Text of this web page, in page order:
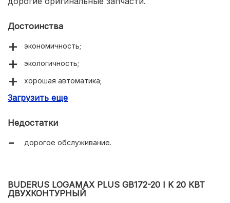
Достоинства
экономичность;
экологичность;
хорошая автоматика;
компактность.
Загрузить еще
Недостатки
дорогое обслуживание.
BUDERUS LOGAMAX PLUS GB172-20 I K 20 КВТ
ДВУХКОНТУРНЫЙ